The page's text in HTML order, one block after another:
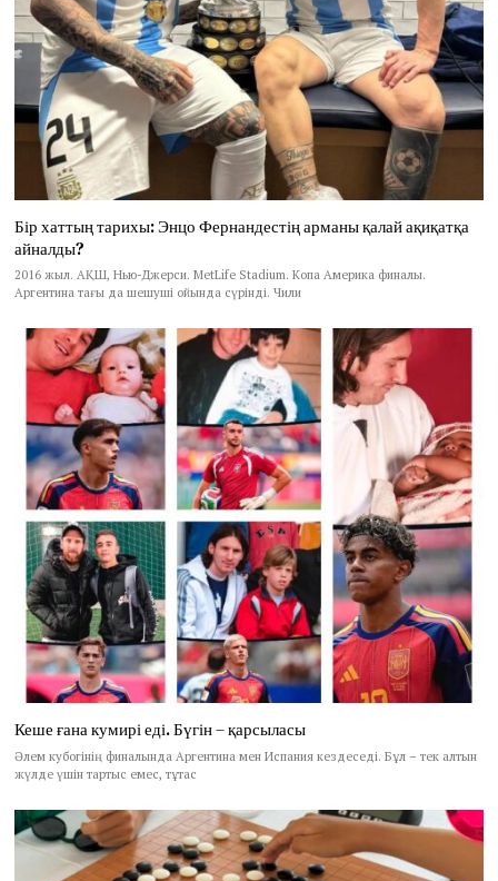
Бір хаттың тарихы: Энцо Фернандестің арманы қалай ақиқатқа
айналды?
2016 жыл. АҚШ, Нью-Джерси. MetLife Stadium. Копа Америка финалы.
Аргентина тағы да шешуші ойында сүрінді. Чили
Кеше ғана кумирі еді. Бүгін – қарсыласы
Әлем кубогінің финалында Аргентина мен Испания кездеседі. Бұл – тек алтын
жүлде үшін тартыс емес, тұтас